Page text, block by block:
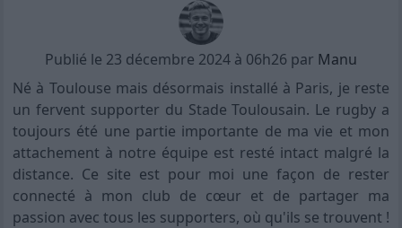
Publié le 23 décembre 2024 à 06h26 par Manu
Né à Toulouse mais désormais installé à Paris, je reste
un fervent supporter du Stade Toulousain. Le rugby a
toujours été une partie importante de ma vie et mon
attachement à notre équipe est resté intact malgré la
distance. Ce site est pour moi une façon de rester
connecté à mon club de cœur et de partager ma
passion avec tous les supporters, où qu'ils se trouvent !